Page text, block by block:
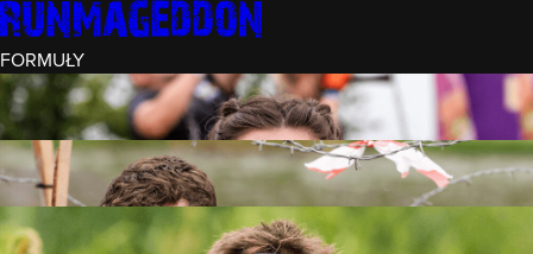
FORMUŁY
INTRO (¼)
15 PRZESZKÓD
3 KM+
REKRUT (½)
30 PRZESZKÓD
6 KM+
RUNMAGEDDON